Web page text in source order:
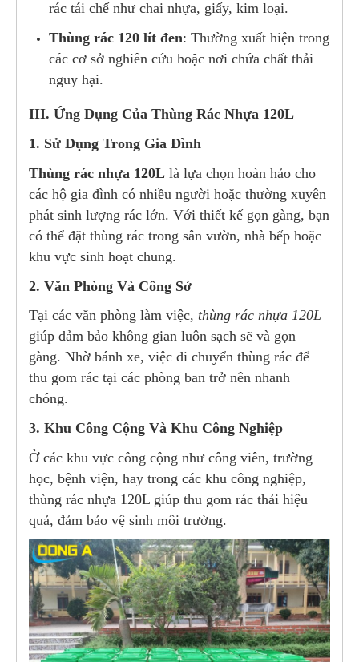
rác tái chế như chai nhựa, giấy, kim loại.
Thùng rác 120 lít đen: Thường xuất hiện trong
các cơ sở nghiên cứu hoặc nơi chứa chất thải
nguy hại.
III. Ứng Dụng Của Thùng Rác Nhựa 120L
1. Sử Dụng Trong Gia Đình
Thùng rác nhựa 120L là lựa chọn hoàn hảo cho
các hộ gia đình có nhiều người hoặc thường xuyên
phát sinh lượng rác lớn. Với thiết kế gọn gàng, bạn
có thể đặt thùng rác trong sân vườn, nhà bếp hoặc
khu vực sinh hoạt chung.
2. Văn Phòng Và Công Sở
Tại các văn phòng làm việc, thùng rác nhựa 120L
giúp đảm bảo không gian luôn sạch sẽ và gọn
gàng. Nhờ bánh xe, việc di chuyển thùng rác để
thu gom rác tại các phòng ban trở nên nhanh
chóng.
3. Khu Công Cộng Và Khu Công Nghiệp
Ở các khu vực công cộng như công viên, trường
học, bệnh viện, hay trong các khu công nghiệp,
thùng rác nhựa 120L giúp thu gom rác thải hiệu
quả, đảm bảo vệ sinh môi trường.